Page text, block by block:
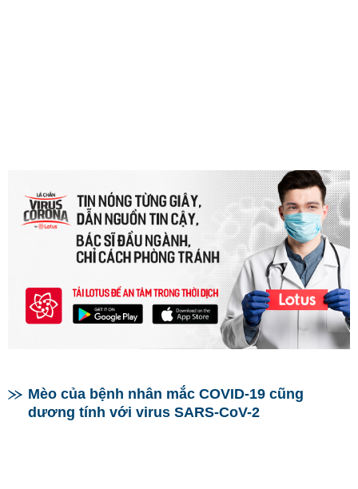
Mèo của bệnh nhân mắc COVID-19 cũng
dương tính với virus SARS-CoV-2